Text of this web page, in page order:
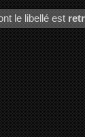
le libellé est